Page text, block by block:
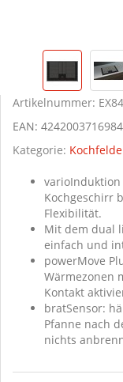
Artikelnummer:
EAN: 4242003716984
Kategorie:
varioInduktion
Kochgeschirr
Flexibilität.
Mit dem dual
einfach und
powerMove
Wärmezonen
Kontakt
bratSensor:
Pfanne nach
nichts